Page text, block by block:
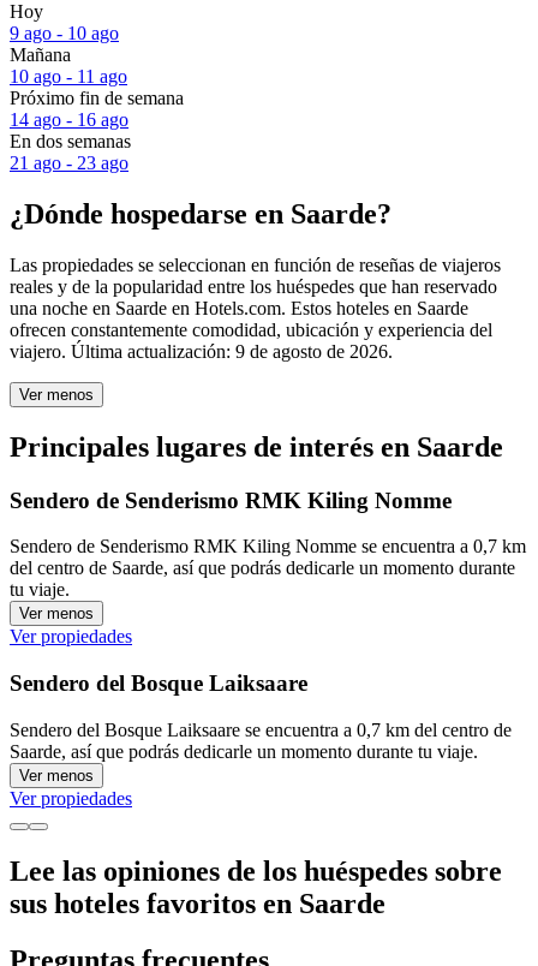
Hoy
9 ago - 10 ago
Mañana
10 ago - 11 ago
Próximo fin de semana
14 ago - 16 ago
En dos semanas
21 ago - 23 ago
¿Dónde hospedarse en Saarde?
Las propiedades se seleccionan en función de reseñas de viajeros
reales y de la popularidad entre los huéspedes que han reservado
una noche en Saarde en Hotels.com. Estos hoteles en Saarde
ofrecen constantemente comodidad, ubicación y experiencia del
viajero. Última actualización: 9 de agosto de 2026.
Ver menos
Principales lugares de interés en Saarde
Sendero de Senderismo RMK Kiling Nomme
Sendero de Senderismo RMK Kiling Nomme se encuentra a 0,7 km
del centro de Saarde, así que podrás dedicarle un momento durante
tu viaje.
Ver menos
Ver propiedades
Sendero del Bosque Laiksaare
Sendero del Bosque Laiksaare se encuentra a 0,7 km del centro de
Saarde, así que podrás dedicarle un momento durante tu viaje.
Ver menos
Ver propiedades
Lee las opiniones de los huéspedes sobre
sus hoteles favoritos en Saarde
Preguntas frecuentes